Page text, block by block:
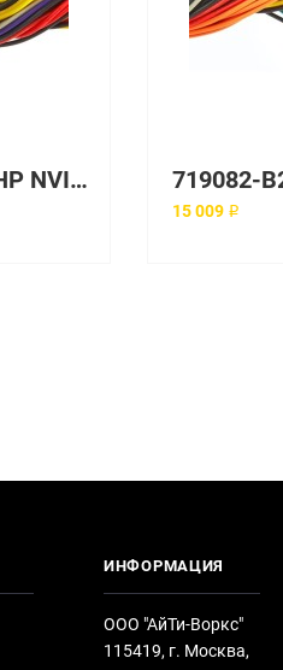
AA606A Кабель HP NVIDIA QUADRO4 400NVS DVI CABLE Kit
15 009 ₽
ИНФОРМАЦИЯ
ООО "АйТи-Воркс"
115419, г. Москва,